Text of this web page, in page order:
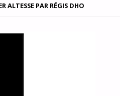
ALTESSE PAR RÉGIS DHO